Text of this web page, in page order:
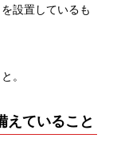
設置しているも
。
えていること